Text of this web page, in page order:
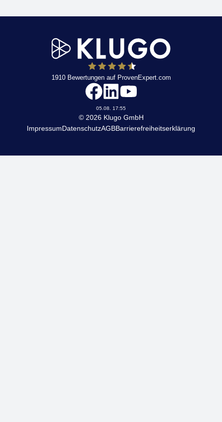
KLUGO
1910Bewertungen auf ProvenExpert.com
05.08. 17:55
© 2026 Klugo GmbH
ImpressumDatenschutzAGBBarrierefreiheitserklärung